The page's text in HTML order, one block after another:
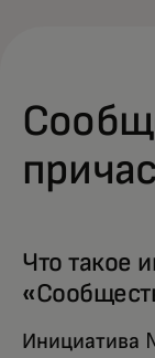
Что такое
Инициатива